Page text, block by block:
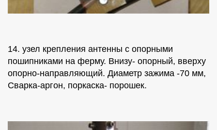
14. узел крепления антенны с опорными
пошипниками на ферму. Внизу- опорный, вверху
опорно-направляющий. Диаметр зажима -70 мм,
Сварка-аргон, поркаска- порошек.